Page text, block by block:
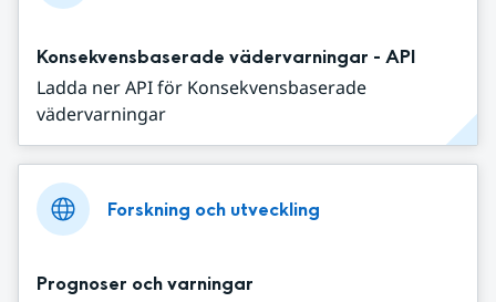
Konsekvensbaserade vädervarningar - API
Ladda ner API för Konsekvensbaserade
vädervarningar
Forskning och utveckling
Prognoser och varningar